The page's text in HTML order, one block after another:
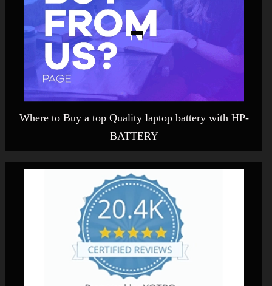
Where to Buy a top Quality laptop battery with HP-
BATTERY